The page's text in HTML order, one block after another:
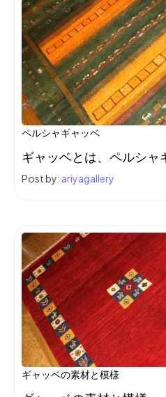
ペルシャギャッベ
ギャッベとは、ペルシャ
Post by: ariyagallery
ギャッベの素材と模様